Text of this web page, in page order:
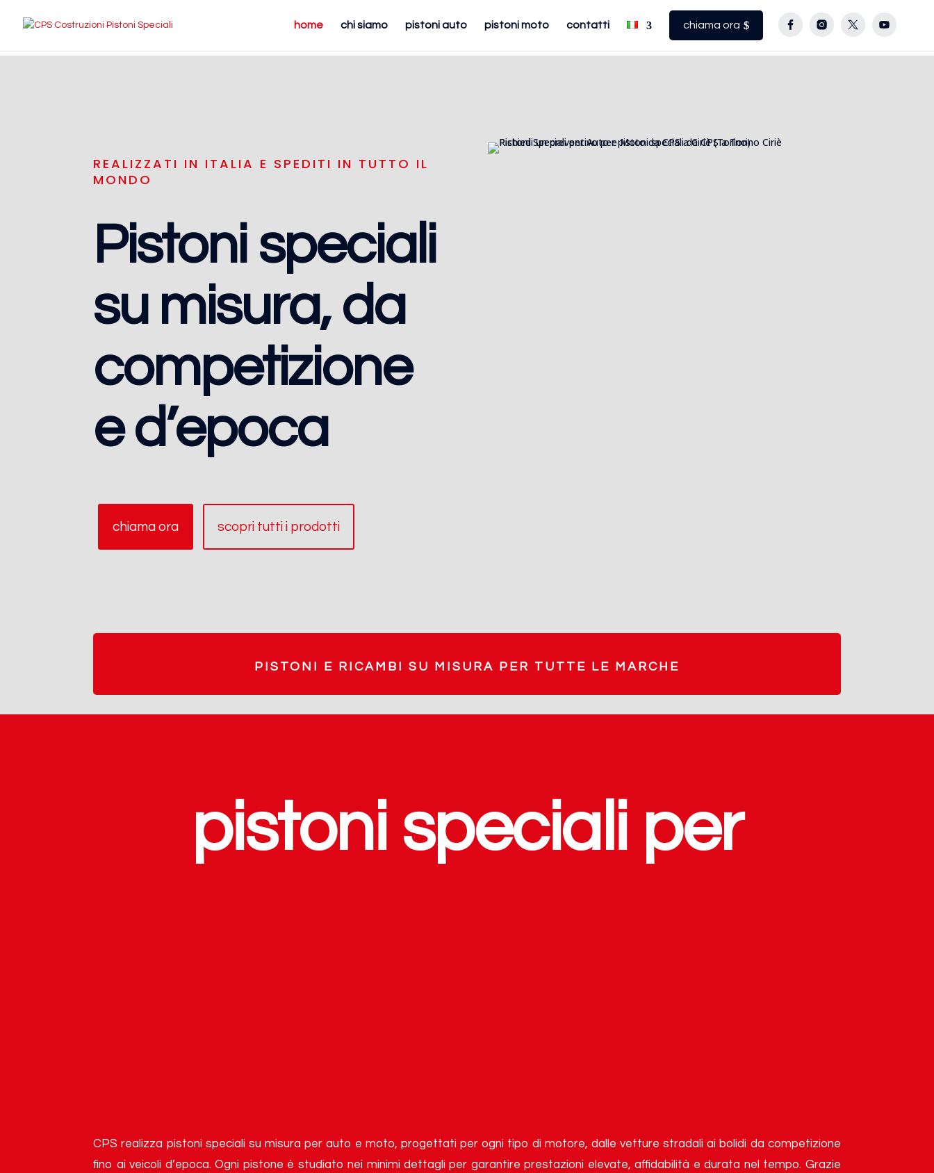
home chi siamo pistoni auto pistoni moto contatti chiama ora
REALIZZATI IN ITALIA E SPEDITI IN TUTTO IL
MONDO
Pistoni speciali
su misura, da
competizione
e d’epoca
chiama ora scopri tutti i prodotti
PISTONI E RICAMBI SU MISURA PER TUTTE LE MARCHE
pistoni speciali per
CPS realizza pistoni speciali su misura per auto e moto, progettati per ogni tipo di motore, dalle vetture stradali ai bolidi da competizione
fino ai veicoli d’epoca. Ogni pistone è studiato nei minimi dettagli per garantire prestazioni elevate, affidabilità e durata nel tempo. Grazie